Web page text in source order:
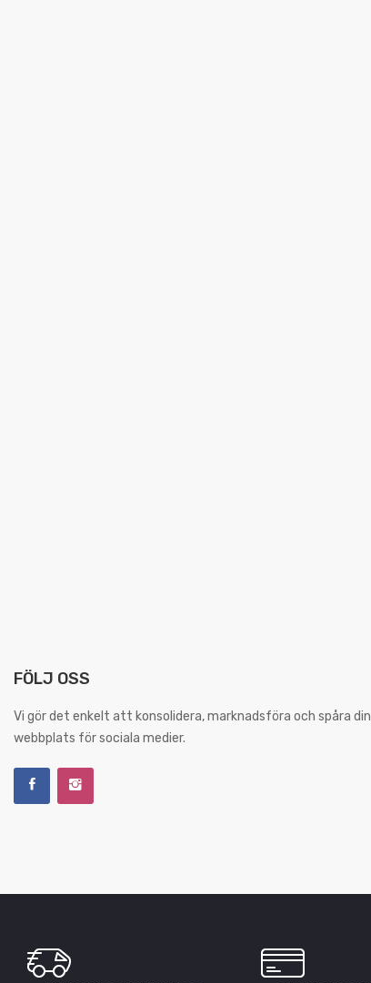
FÖLJ OSS
Vi gör det enkelt att konsolidera, marknadsföra och spåra din
webbplats för sociala medier.